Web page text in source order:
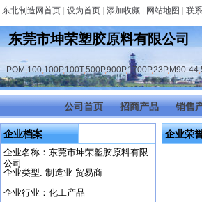
东北制造网首页 设为首页 添加收藏 网站地图 联
东莞市坤荣塑胶原料有限公司
POM ,100,100P,100T,500P,900P,1700P,23P,M90-44,
公司首页 招商产品 销售
企业档案
企业名称：东莞市坤荣塑胶原料有限
公司
企业类型: 制造业 贸易商
企业行业：化工产品
企业荣